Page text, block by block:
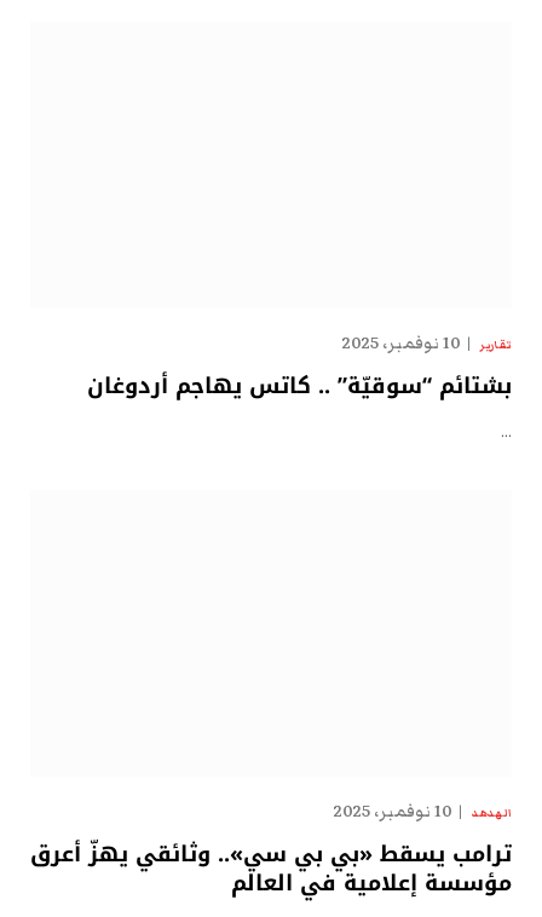
تقارير 10 نوفمبر، 2025
بشتائم “سوقيّة” .. كاتس يهاجم أردوغان
…
الهدهد 10 نوفمبر، 2025
ترامب يسقط «بي بي سي».. وثائقي يهزّ أعرق
مؤسسة إعلامية في العالم